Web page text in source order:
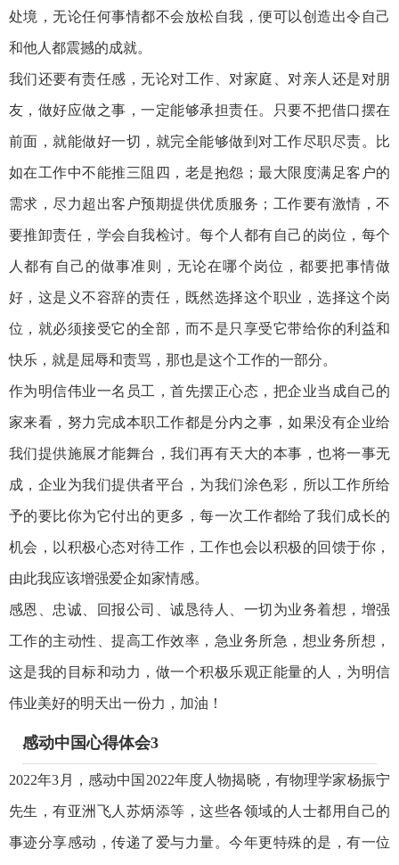
处境，无论任何事情都不会放松自我，便可以创造出令自己
和他人都震撼的成就。
我们还要有责任感，无论对工作、对家庭、对亲人还是对朋
友，做好应做之事，一定能够承担责任。只要不把借口摆在
前面，就能做好一切，就完全能够做到对工作尽职尽责。比
如在工作中不能推三阻四，老是抱怨；最大限度满足客户的
需求，尽力超出客户预期提供优质服务；工作要有激情，不
要推卸责任，学会自我检讨。每个人都有自己的岗位，每个
人都有自己的做事准则，无论在哪个岗位，都要把事情做
好，这是义不容辞的责任，既然选择这个职业，选择这个岗
位，就必须接受它的全部，而不是只享受它带给你的利益和
快乐，就是屈辱和责骂，那也是这个工作的一部分。
作为明信伟业一名员工，首先摆正心态，把企业当成自己的
家来看，努力完成本职工作都是分内之事，如果没有企业给
我们提供施展才能舞台，我们再有天大的本事，也将一事无
成，企业为我们提供者平台，为我们涂色彩，所以工作所给
予的要比你为它付出的更多，每一次工作都给了我们成长的
机会，以积极心态对待工作，工作也会以积极的回馈于你，
由此我应该增强爱企如家情感。
感恩、忠诚、回报公司、诚恳待人、一切为业务着想，增强
工作的主动性、提高工作效率，急业务所急，想业务所想，
这是我的目标和动力，做一个积极乐观正能量的人，为明信
伟业美好的明天出一份力，加油！
感动中国心得体会3
2022年3月，感动中国2022年度人物揭晓，有物理学家杨振宁
先生，有亚洲飞人苏炳添等，这些各领域的人士都用自己的
事迹分享感动，传递了爱与力量。今年更特殊的是，有一位